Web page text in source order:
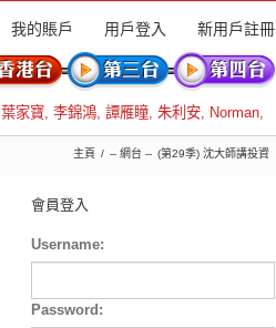
我的賬戶 用戶登入 新用戶註冊
葉家寶, 李錦鴻, 譚雁瞳, 朱利安, Norman,
主頁 -- 網台 -- (第29季) 沈大師講投資
會員登入
Username:
Password: